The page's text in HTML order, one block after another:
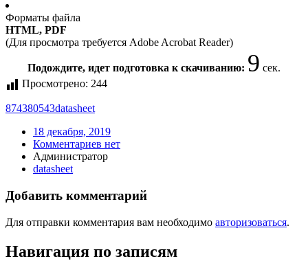
Форматы файла
HTML, PDF
(Для просмотра требуется Adobe Acrobat Reader)
Подождите, идет подготовка к скачиванию: 9 сек.
Просмотрено: 244
874380543datasheet
18 декабря, 2019
Комментариев нет
Администратор
datasheet
Добавить комментарий
Для отправки комментария вам необходимо авторизоваться.
Навигация по записям